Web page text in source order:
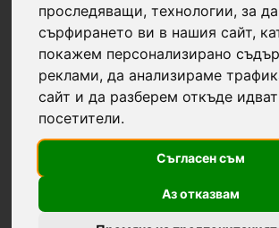
проследяващи, технологии, за
сърфирането ви в нашия сайт,
покажем персонализирано
реклами, да анализираме
сайт и да разберем откъде
посетители.
Съгласен съм
Аз отказвам